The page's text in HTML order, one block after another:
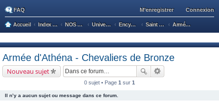
FAQ Connexion
M’enregistrer
Accueil Index du forum NOS GRANDES PASSIONS Univers Saint Seiya Encyclopédie des personnages Saint Seiya The Lost Canvas
Armée d'Athéna - Chevaliers de Bronze
he
Armée d'Athéna - Chevaliers de Bronze
Nouveau sujet
0 sujet • Page 1 sur 1
Il n’y a aucun sujet ou message dans ce forum.